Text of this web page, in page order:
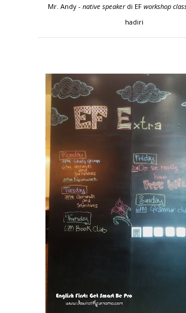
Mr. Andy - native speakerdi EF workshop
hadiri